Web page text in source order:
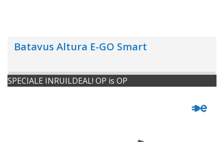
Batavus Altura E-GO Smart
SPECIALE INRUILDEAL! OP is OP